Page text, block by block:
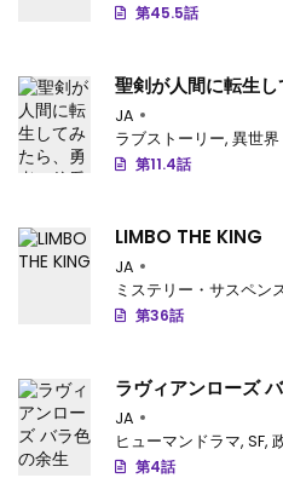
第45.5話
聖剣が人間に転生
困っています。
JA
ラブストーリー, 異世界
第11.4話
LIMBO THE KING
JA
ミステリー・サスペン
第36話
ラヴィアンローズ
JA
ヒューマンドラマ, SF,
第4話